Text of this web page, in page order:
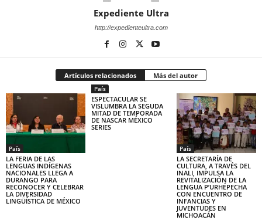
Expediente Ultra
http://expedienteultra.com
Artículos relacionados Más del autor
País
LA FERIA DE LAS
LENGUAS INDÍGENAS
NACIONALES LLEGA A
DURANGO PARA
RECONOCER Y CELEBRAR
LA DIVERSIDAD
LINGÜÍSTICA DE MÉXICO
País
ESPECTACULAR SE
VISLUMBRA LA SEGUDA
MITAD DE TEMPORADA
DE NASCAR MÉXICO
SERIES
País
LA SECRETARÍA DE
CULTURA, A TRAVÉS DEL
INALI, IMPULSA LA
REVITALIZACIÓN DE LA
LENGUA P’URHÉPECHA
CON ENCUENTRO DE
INFANCIAS Y
JUVENTUDES EN
MICHOACÁN